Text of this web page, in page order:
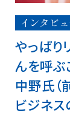
インタビ
やっぱり
んを呼ぶ
中野氏（
ビジネ